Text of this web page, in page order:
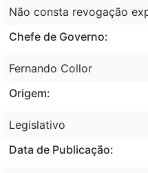
Não consta revogação
Chefe de Governo:
Fernando Collor
Origem:
Legislativo
Data de Publicação: